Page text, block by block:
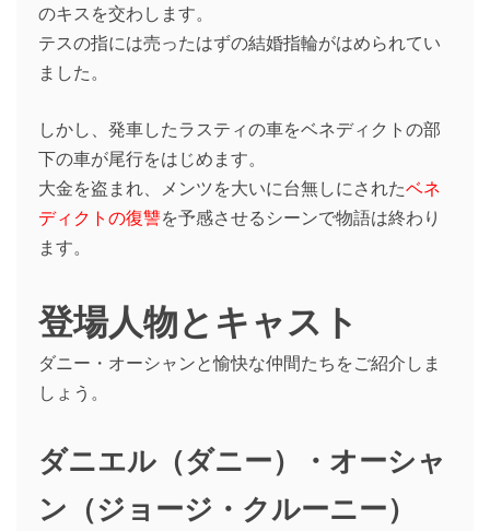
のキスを交わします。
テスの指には売ったはずの結婚指輪がはめられてい
ました。
しかし、発車したラスティの車をベネディクトの部
下の車が尾行をはじめます。
大金を盗まれ、メンツを大いに台無しにされたベネ
ディクトの復讐を予感させるシーンで物語は終わり
ます。
登場人物とキャスト
ダニー・オーシャンと愉快な仲間たちをご紹介しま
しょう。
ダニエル（ダニー）・オーシャ
ン（ジョージ・クルーニー）